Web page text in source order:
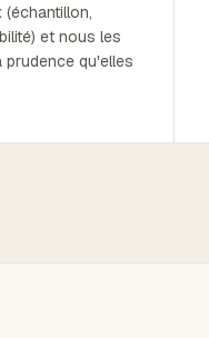
et nous les
qu'elles